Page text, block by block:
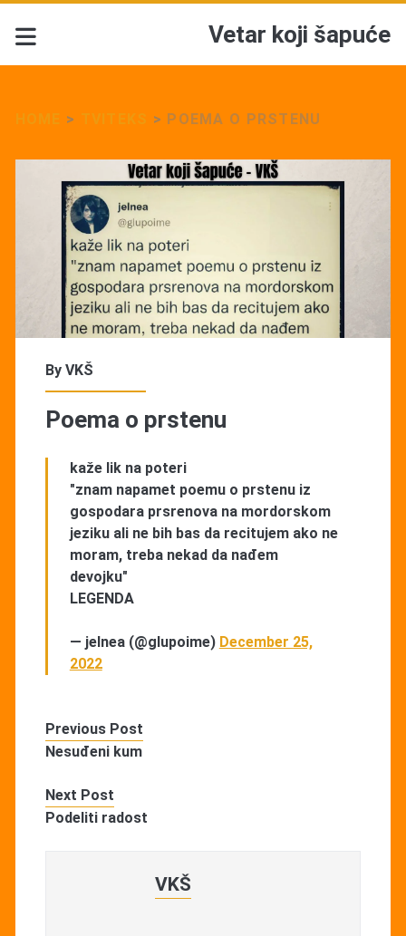
Vetar koji šapuće
> > POEMA O PRSTENU
By VKŠ
Poema o prstenu
kaže lik na poteri
"znam napamet poemu o prstenu iz
gospodara prsrenova na mordorskom
jeziku ali ne bih bas da recitujem ako ne
moram, treba nekad da nađem
devojku"
LEGENDA
— jelnea (@glupoime) December 25,
2022
Previous Post
Nesuđeni kum
Next Post
Podeliti radost
VKŠ